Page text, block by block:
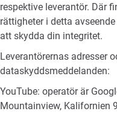
respektive leverantör. Där
rättigheter i detta
att skydda din integritet.
Leverantörernas adresser
dataskyddsmeddelanden:
YouTube: operatör är
Mountainview, Kalifornien